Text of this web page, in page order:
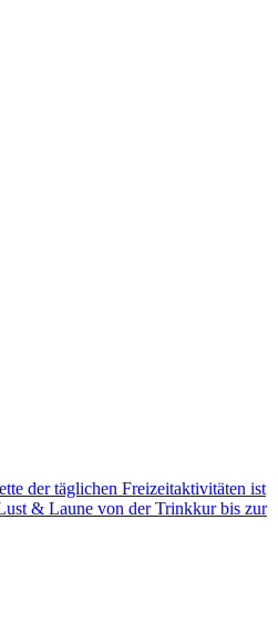
der täglichen Freizeitaktivitäten ist
& Laune von der Trinkkur bis zur